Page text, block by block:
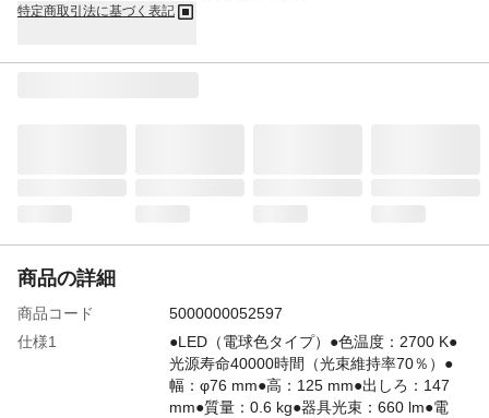
特定商取引法に基づく表記
商品の詳細
商品コード
5000000052597
仕様1
●LED（電球色タイプ）●色温度：2700 K●
光源寿命40000時間（光束維持率70％）●
幅：φ76 mm●高：125 mm●出しろ：147
mm●質量：0.6 kg●器具光束：660 lm●電